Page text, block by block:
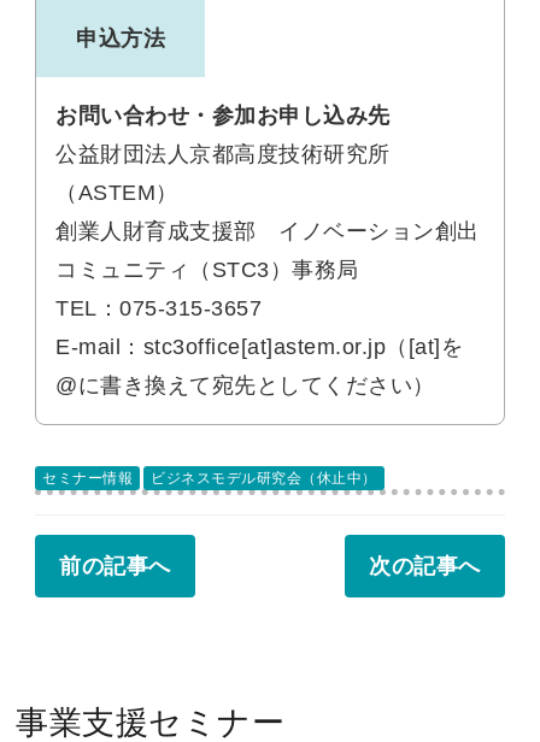
申込方法
お問い合わせ・参加お申し込み先
公益財団法人京都高度技術研究所
（ASTEM）
創業人財育成支援部 イノベーション創出
コミュニティ（STC3）事務局
TEL：075-315-3657
E-mail：stc3office[at]astem.or.jp（[at]を
@に書き換えて宛先としてください）
セミナー情報 ビジネスモデル研究会（休止中）
前の記事へ 次の記事へ
事業支援セミナー